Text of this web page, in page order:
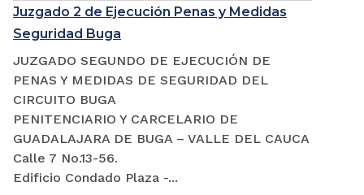
Juzgado 2 de Ejecución Penas y Medidas
Seguridad Buga
JUZGADO SEGUNDO DE EJECUCIÓN DE
PENAS Y MEDIDAS DE SEGURIDAD DEL
CIRCUITO BUGA
PENITENCIARIO Y CARCELARIO DE
GUADALAJARA DE BUGA – VALLE DEL CAUCA
Calle 7 No.13-56.
Edificio Condado Plaza -...